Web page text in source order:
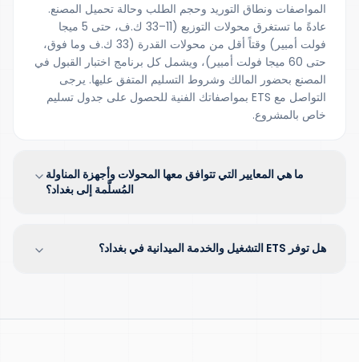
المواصفات ونطاق التوريد وحجم الطلب وحالة تحميل المصنع.
عادةً ما تستغرق محولات التوزيع (11–33 ك.ف، حتى 5 ميجا
فولت أمبير) وقتاً أقل من محولات القدرة (33 ك.ف وما فوق،
حتى 60 ميجا فولت أمبير)، ويشمل كل برنامج اختبار القبول في
المصنع بحضور المالك وشروط التسليم المتفق عليها. يرجى
التواصل مع ETS بمواصفاتك الفنية للحصول على جدول تسليم
خاص بالمشروع.
ما هي المعايير التي تتوافق معها المحولات وأجهزة المناولة
المُسلَّمة إلى بغداد؟
هل توفر ETS التشغيل والخدمة الميدانية في بغداد؟